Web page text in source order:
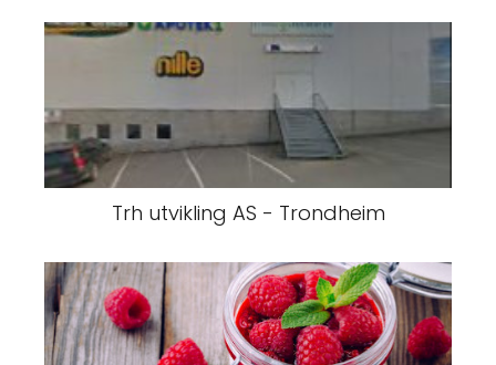
Trh utvikling AS - Trondheim